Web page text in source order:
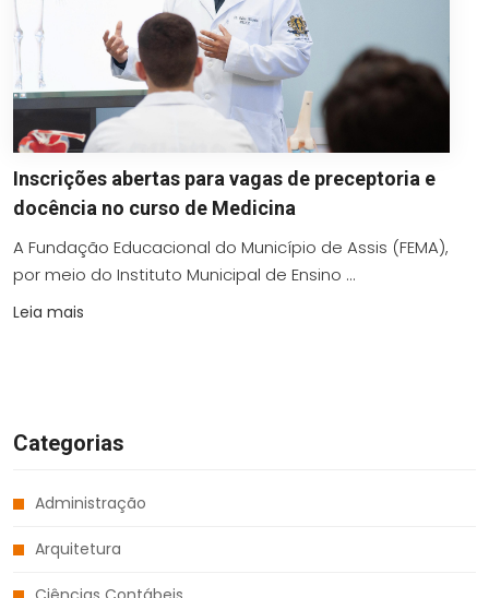
Inscrições abertas para vagas de preceptoria e
docência no curso de Medicina
A Fundação Educacional do Município de Assis (FEMA),
por meio do Instituto Municipal de Ensino ...
Leia mais
Categorias
Administração
Arquitetura